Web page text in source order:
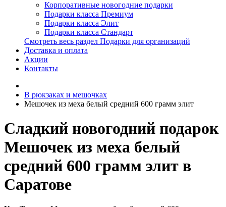
Корпоративные новогодние подарки
Подарки класса Премиум
Подарки класса Элит
Подарки класса Стандарт
Смотреть весь раздел Подарки для организаций
Доставка и оплата
Акции
Контакты
В рюкзаках и мешочках
Мешочек из меха белый средний 600 грамм элит
Сладкий новогодний подарок
Мешочек из меха белый
средний 600 грамм элит в
Саратове